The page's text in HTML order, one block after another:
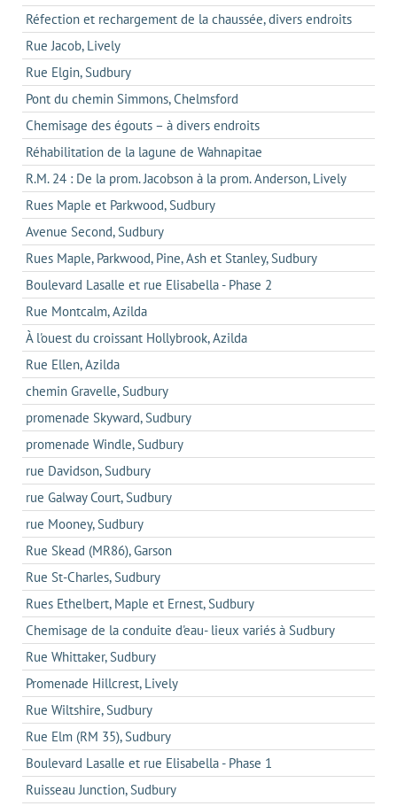
Réfection et rechargement de la chaussée, divers endroits
Rue Jacob, Lively
Rue Elgin, Sudbury
Pont du chemin Simmons, Chelmsford
Chemisage des égouts – à divers endroits
Réhabilitation de la lagune de Wahnapitae
R.M. 24 : De la prom. Jacobson à la prom. Anderson, Lively
Rues Maple et Parkwood, Sudbury
Avenue Second, Sudbury
Rues Maple, Parkwood, Pine, Ash et Stanley, Sudbury
Boulevard Lasalle et rue Elisabella - Phase 2
Rue Montcalm, Azilda
À l'ouest du croissant Hollybrook, Azilda
Rue Ellen, Azilda
chemin Gravelle, Sudbury
promenade Skyward, Sudbury
promenade Windle, Sudbury
rue Davidson, Sudbury
rue Galway Court, Sudbury
rue Mooney, Sudbury
Rue Skead (MR86), Garson
Rue St-Charles, Sudbury
Rues Ethelbert, Maple et Ernest, Sudbury
Chemisage de la conduite d'eau- lieux variés à Sudbury
Rue Whittaker, Sudbury
Promenade Hillcrest, Lively
Rue Wiltshire, Sudbury
Rue Elm (RM 35), Sudbury
Boulevard Lasalle et rue Elisabella - Phase 1
Ruisseau Junction, Sudbury